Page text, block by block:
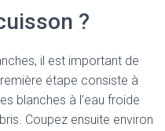
?
il est important de
étape consiste à
blanches à l’eau froide
Coupez ensuite environ